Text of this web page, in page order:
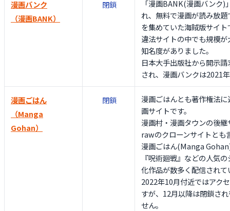
漫画バンク
（漫画BANK）
閉鎖
「漫画BANK(漫画バンク
れ、無料で漫画が読み放
を集めていた海賊版サイト
違法サイトの中でも規模
知名度がありました。
日本大手出版社から開示
され、漫画バンクは2021
漫画ごはん
（Manga
Gohan）
閉鎖
漫画ごはんとも著作権法
画サイトです。
漫画村・漫画タウンの後
rawのクローンサイトとも
漫画ごはん(Manga
『呪術廻戦』などの人気
化作品が数多く配信されて
2022年10月付近ではアク
すが、12月以降は閉鎖さ
せん。